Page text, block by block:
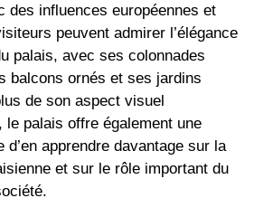
des influences européennes et
peuvent admirer l’élégance
palais, avec ses colonnades
balcons ornés et ses jardins
de son aspect visuel
le palais offre également une
d’en apprendre davantage sur la
et sur le rôle important du